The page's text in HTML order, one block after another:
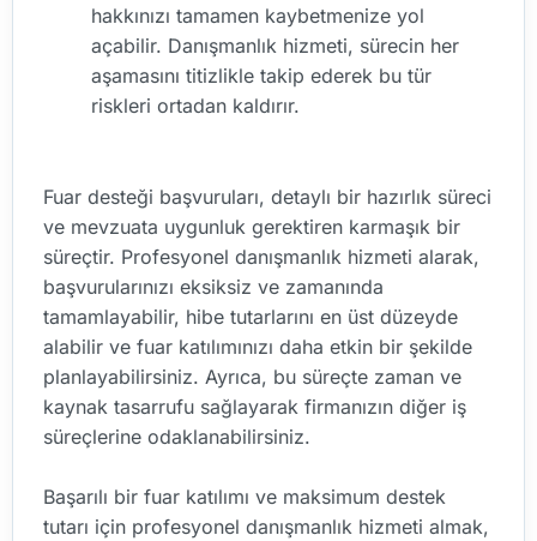
hakkınızı tamamen kaybetmenize yol
açabilir. Danışmanlık hizmeti, sürecin her
aşamasını titizlikle takip ederek bu tür
riskleri ortadan kaldırır.
Fuar desteği başvuruları, detaylı bir hazırlık süreci
ve mevzuata uygunluk gerektiren karmaşık bir
süreçtir. Profesyonel danışmanlık hizmeti alarak,
başvurularınızı eksiksiz ve zamanında
tamamlayabilir, hibe tutarlarını en üst düzeyde
alabilir ve fuar katılımınızı daha etkin bir şekilde
planlayabilirsiniz. Ayrıca, bu süreçte zaman ve
kaynak tasarrufu sağlayarak firmanızın diğer iş
süreçlerine odaklanabilirsiniz.
Başarılı bir fuar katılımı ve maksimum destek
tutarı için profesyonel danışmanlık hizmeti almak,